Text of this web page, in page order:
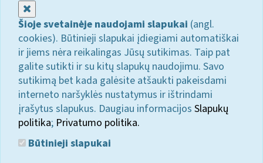
Šioje svetainėje naudojami slapukai (angl.
cookies). Būtinieji slapukai įdiegiami automatiškai
ir jiems nėra reikalingas Jūsų sutikimas. Taip pat
galite sutikti ir su kitų slapukų naudojimu. Savo
sutikimą bet kada galėsite atšaukti pakeisdami
interneto naršyklės nustatymus ir ištrindami
įrašytus slapukus. Daugiau informacijos Slapukų
politika; Privatumo politika.
Būtinieji slapukai